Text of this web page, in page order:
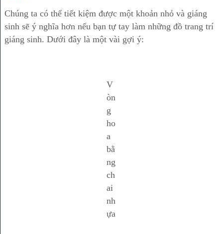
Chúng ta có thể tiết kiệm được một khoản nhỏ và giáng
sinh sẽ ý nghĩa hơn nếu bạn tự tay làm những đồ trang trí
giáng sinh. Dưới đây là một vài gợi ý:
V
òn
g
ho
a
bằ
ng
ch
ai
nh
ựa